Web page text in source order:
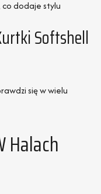
co dodaje stylu
Softshell
się w wielu
Halach